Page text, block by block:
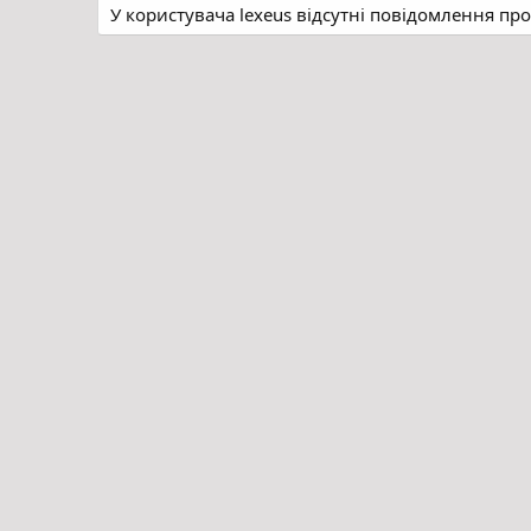
У користувача lexeus відсутні повідомлення